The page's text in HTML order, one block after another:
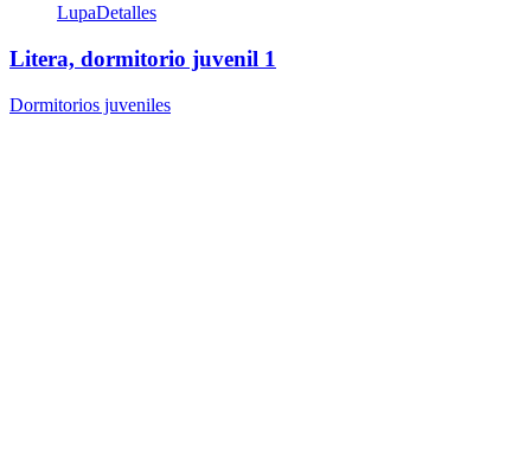
LupaDetalles
Litera, dormitorio juvenil 1
Dormitorios juveniles